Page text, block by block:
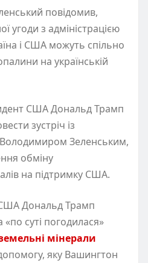
повідомив,
угоди з адміністрацією
і США можуть спільно
на українській
США Дональд Трамп
зустріч із
Зеленським,
обміну
на підтримку США.
Дональд Трамп
суті погодилася»
мінерали
яку Вашингтон